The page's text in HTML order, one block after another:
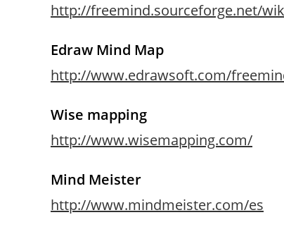
http://freemind.sourceforge.net/
Edraw Mind Map
http://www.edrawsoft.com/
Wise mapping
http://www.wisemapping.com/
Mind Meister
http://www.mindmeister.com/es